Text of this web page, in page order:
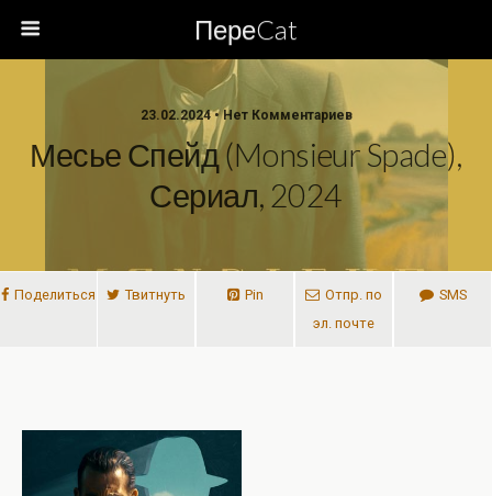
ПереCat
23.02.2024 • Нет Комментариев
Месье Спейд (Monsieur Spade),
Сериал, 2024
Поделиться Твитнуть Pin
Отпр. по
эл. почте
SMS